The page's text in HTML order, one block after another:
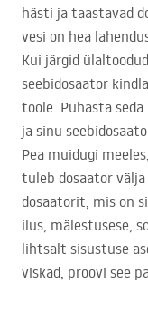
hästi ja taastavad
vesi on hea
Kui järgid
seebidosaator
tööle. Puhasta
ja sinu
Pea muidugi
tuleb dosaator
dosaatorit, mis on
ilus, mälestusese,
lihtsalt sisustuse
viskad, proovi see